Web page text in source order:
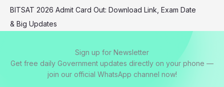
BITSAT 2026 Admit Card Out: Download Link, Exam Date
& Big Updates
Sign up for Newsletter
Get free daily Government updates directly on your phone —
join our official WhatsApp channel now!